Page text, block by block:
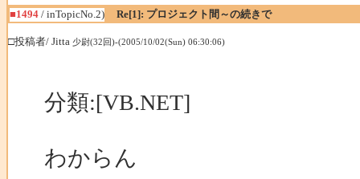
■1494 / inTopicNo.2) Re[1]: プロジェクト間～の続きで
□投稿者/ Jitta 少尉(32回)-(2005/10/02(Sun) 06:30:06)
分類:[VB.NET]
わからん